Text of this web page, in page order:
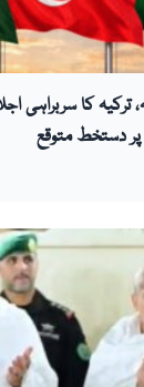
ترکیہ کا سربراہی
دستخط متوقع